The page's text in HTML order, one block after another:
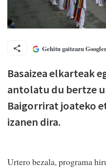
Gehitu gaitzazu
Basaizea elkarteak
antolatu du bertze
Baigorrirat joateko
izanen dira.
Urtero bezala, programa